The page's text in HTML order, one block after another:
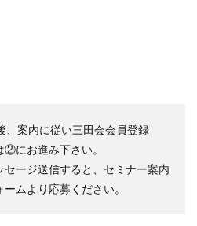
、案内に従い三田会会員登録
にお進み下さい。
ージ送信すると、セミナー案内
ムより応募ください。